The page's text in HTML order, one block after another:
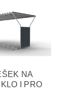
NA
I PRO